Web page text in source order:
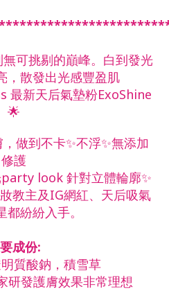
可挑剔的巔峰。白到發光
，散發出光感豐盈肌
最新天后氣墊粉ExoShine
🌟
做到不卡✨不浮✨無添加
修護
look 針對立體輪廓✨
教主及IG網紅、天后吸氣
紛紛入手。
成份:
質酸鈉，積雪草
研發護膚效果非常理想